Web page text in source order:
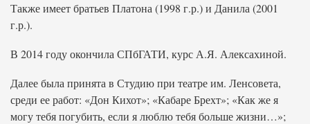
Также имеет братьев Платона (1998 г.р.) и Данила (2001
г.р.).
В 2014 году окончила СПбГАТИ, курс А.Я. Алексахиной.
Далее была принята в Студию при театре им. Ленсовета,
среди ее работ: «Дон Кихот»; «Кабаре Брехт»; «Как же я
могу тебя погубить, если я люблю тебя больше жизни…»;